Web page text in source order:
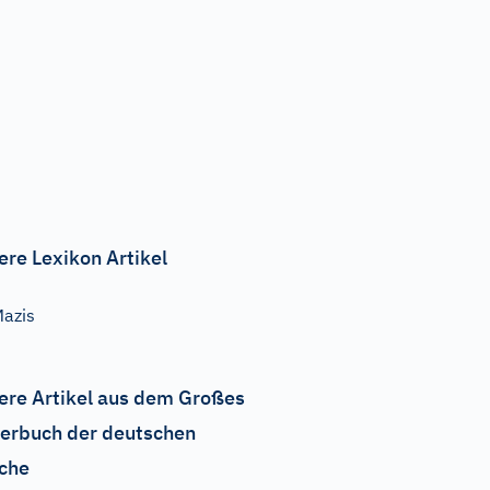
Lexikon Artikel
Artikel aus dem Großes
der deutschen